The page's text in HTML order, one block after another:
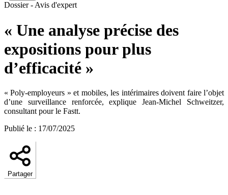
Dossier - Avis d'expert
« Une analyse précise des
expositions pour plus
d’efficacité »
« Poly-employeurs » et mobiles, les intérimaires doivent faire l’objet
d’une surveillance renforcée, explique Jean-Michel Schweitzer,
consultant pour le Fastt.
Publié le : 17/07/2025
Partager